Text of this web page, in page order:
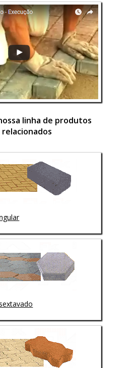
linha de produtos
relacionados